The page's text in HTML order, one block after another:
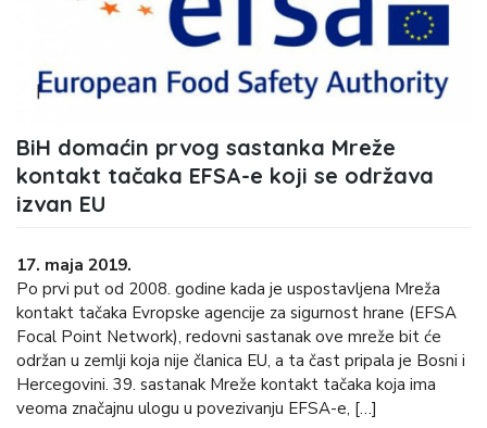
BiH domaćin prvog sastanka Mreže
kontakt tačaka EFSA-e koji se održava
izvan EU
17. maja 2019.
Po prvi put od 2008. godine kada je uspostavljena Mreža
kontakt tačaka Evropske agencije za sigurnost hrane (EFSA
Focal Point Network), redovni sastanak ove mreže bit će
održan u zemlji koja nije članica EU, a ta čast pripala je Bosni i
Hercegovini. 39. sastanak Mreže kontakt tačaka koja ima
veoma značajnu ulogu u povezivanju EFSA-e, […]